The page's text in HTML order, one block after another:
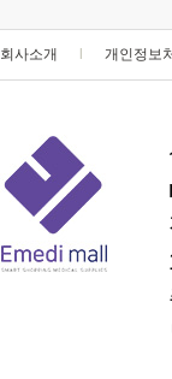
회사소개 개인정보